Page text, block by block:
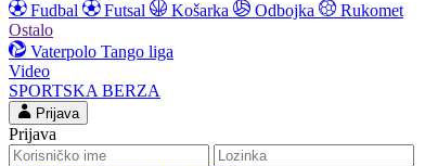
Fudbal
Futsal Košarka Odbojka
Rukomet
Ostalo
Vaterpolo Tango liga
Video
SPORTSKA BERZA
Prijava
Prijava